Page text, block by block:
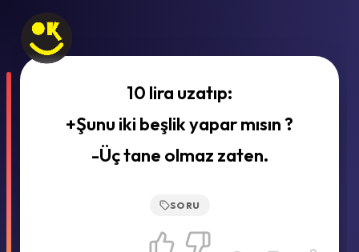
10 lira uzatıp:
+Şunu iki beşlik yapar mısın ?
-Üç tane olmaz zaten.
SORU